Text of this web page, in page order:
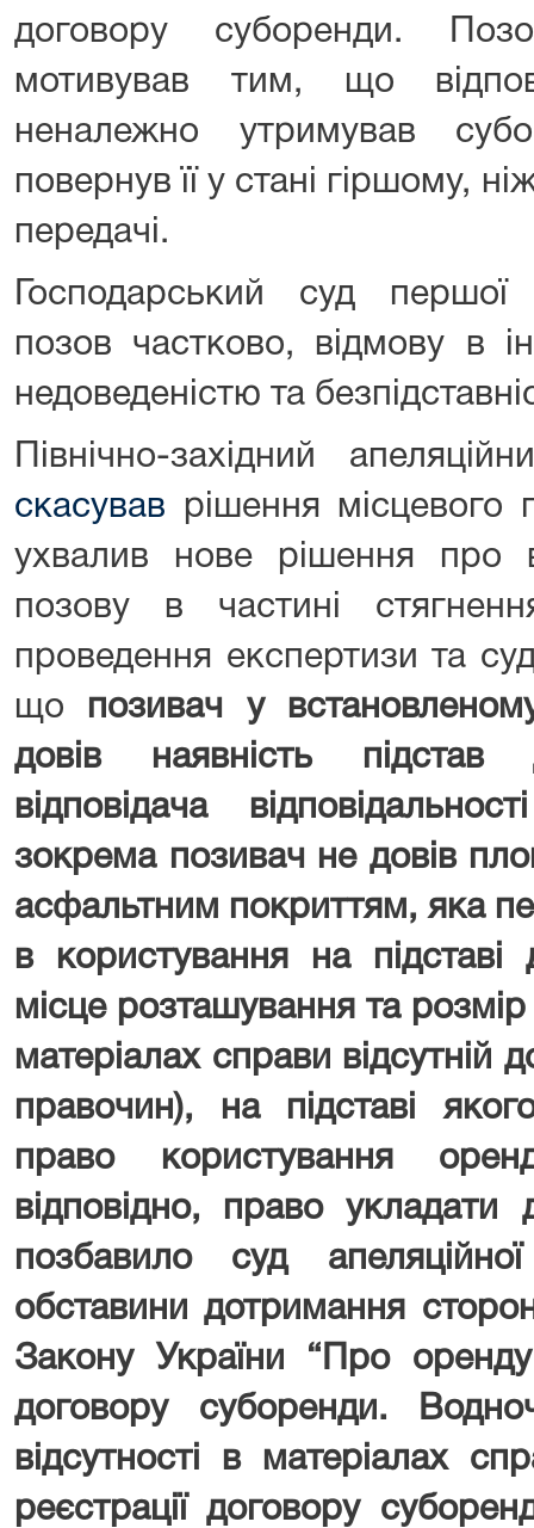
договору суборенди.
мотивував тим, що
неналежно утримував
повернув її у стані гіршому,
передачі.
Господарський суд першої
позов частково, відмову в
недоведеністю та
Північно-західний
скасував рішення місцевого
ухвалив нове рішення про
позову в частині
проведення експертизи та
що
позивач у
довів наявність
відповідача
зокрема позивач не довів
асфальтним покриттям, яка
в користування на підставі
місце розташування та
матеріалах справи відсутній
правочин), на підставі
право користування
відповідно, право
позбавило суд апеляційної
обставини дотримання
Закону України “Про
договору суборенди.
відсутності в матеріалах
реєстрації договору